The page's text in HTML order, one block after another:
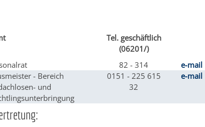
Tel. geschäftlich
(06201/)
82 - 314
e-mail
- Bereich
und
0151 - 225 615
32
e-mail